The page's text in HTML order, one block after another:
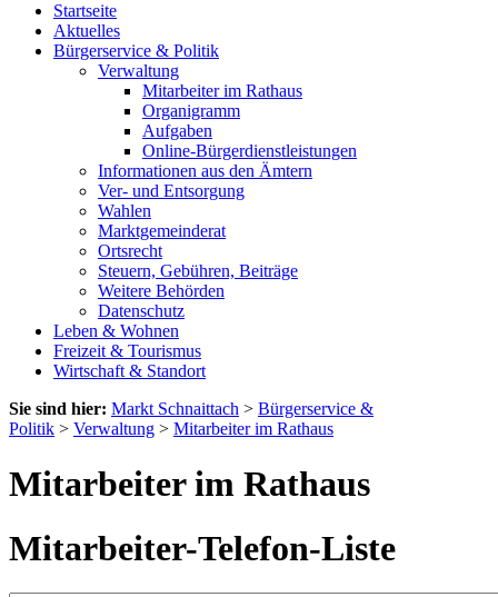
Startseite
Aktuelles
Bürgerservice & Politik
Verwaltung
Mitarbeiter im Rathaus
Organigramm
Aufgaben
Online-Bürgerdienstleistungen
Informationen aus den Ämtern
Ver- und Entsorgung
Wahlen
Marktgemeinderat
Ortsrecht
Steuern, Gebühren, Beiträge
Weitere Behörden
Datenschutz
Leben & Wohnen
Freizeit & Tourismus
Wirtschaft & Standort
Sie sind hier: Markt Schnaittach > Bürgerservice &
Politik > Verwaltung > Mitarbeiter im Rathaus
Mitarbeiter im Rathaus
Mitarbeiter-Telefon-Liste